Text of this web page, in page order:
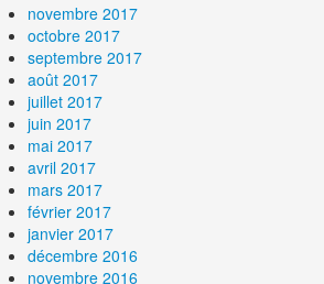
novembre 2017
octobre 2017
septembre 2017
août 2017
juillet 2017
juin 2017
mai 2017
avril 2017
mars 2017
février 2017
janvier 2017
décembre 2016
novembre 2016